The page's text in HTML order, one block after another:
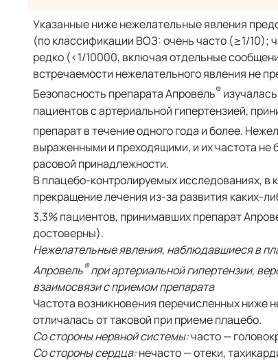
Указанные ниже нежелательные явления
(по классификации ВОЗ: очень часто (≥1/10);
редко (<1/10000, включая отдельные
встречаемости нежелательного явления не
Безопасность препарата Апровель®
пациентов с артериальной гипертензией,
препарат в течение одного года и более.
выраженными и преходящими, и их частота не
расовой принадлежности.
В плацебо-контролируемых исследованиях, в
прекращение лечения из-за развития каких-
3,3% пациентов, принимавших препарат
достоверны).
Нежелательные явления, наблюдавшиеся в
Апровель®при артериальной гипертензии,
взаимосвязи с приемом препарата
Частота возникновения перечисленных ниже
отличалась от таковой при приеме плацебо.
Со стороны нервной системы:часто —
Со стороны сердца:нечасто — отеки,